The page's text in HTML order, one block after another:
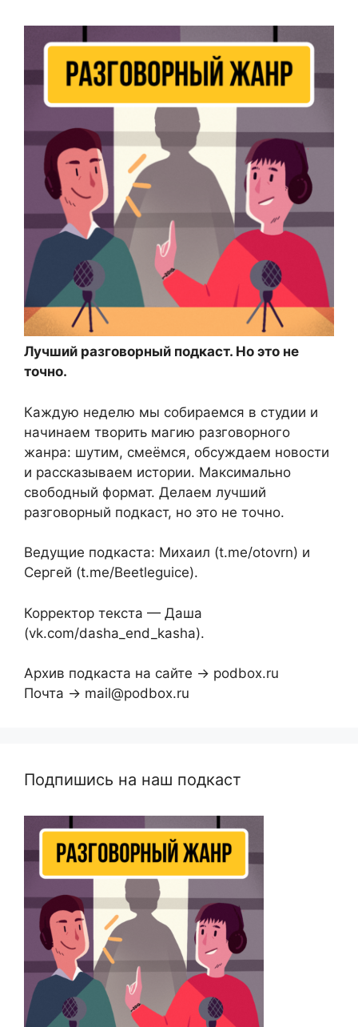
Лучший разговорный подкаст. Но это не
точно.
Каждую неделю мы собираемся в студии и
начинаем творить магию разговорного
жанра: шутим, смеёмся, обсуждаем новости
и рассказываем истории. Максимально
свободный формат. Делаем лучший
разговорный подкаст, но это не точно.
Ведущие подкаста: Михаил (t.me/otovrn) и
Сергей (t.me/Beetleguice).
Корректор текста — Даша
(vk.com/dasha_end_kasha).
Архив подкаста на сайте → podbox.ru
Почта → mail@podbox.ru
Подпишись на наш подкаст